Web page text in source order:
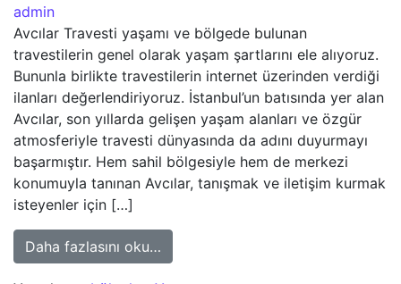
admin
Avcılar Travesti yaşamı ve bölgede bulunan
travestilerin genel olarak yaşam şartlarını ele alıyoruz.
Bununla birlikte travestilerin internet üzerinden verdiği
ilanları değerlendiriyoruz. İstanbul’un batısında yer alan
Avcılar, son yıllarda gelişen yaşam alanları ve özgür
atmosferiyle travesti dünyasında da adını duyurmayı
başarmıştır. Hem sahil bölgesiyle hem de merkezi
konumuyla tanınan Avcılar, tanışmak ve iletişim kurmak
isteyenler için […]
Daha fazlasını oku…